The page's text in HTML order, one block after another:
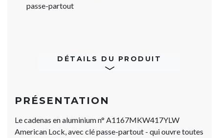
passe-partout
DÉTAILS DU PRODUIT
PRÉSENTATION
Le cadenas en aluminium n° A1167MKW417YLW
American Lock, avec clé passe-partout - qui ouvre toutes